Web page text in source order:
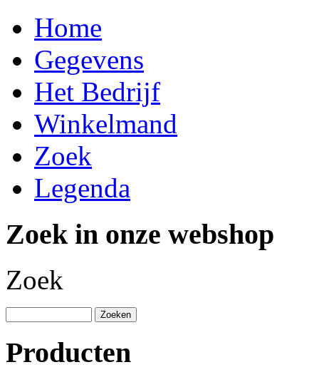
Home
Gegevens
Het Bedrijf
Winkelmand
Zoek
Legenda
Zoek in onze webshop
Zoek
Producten